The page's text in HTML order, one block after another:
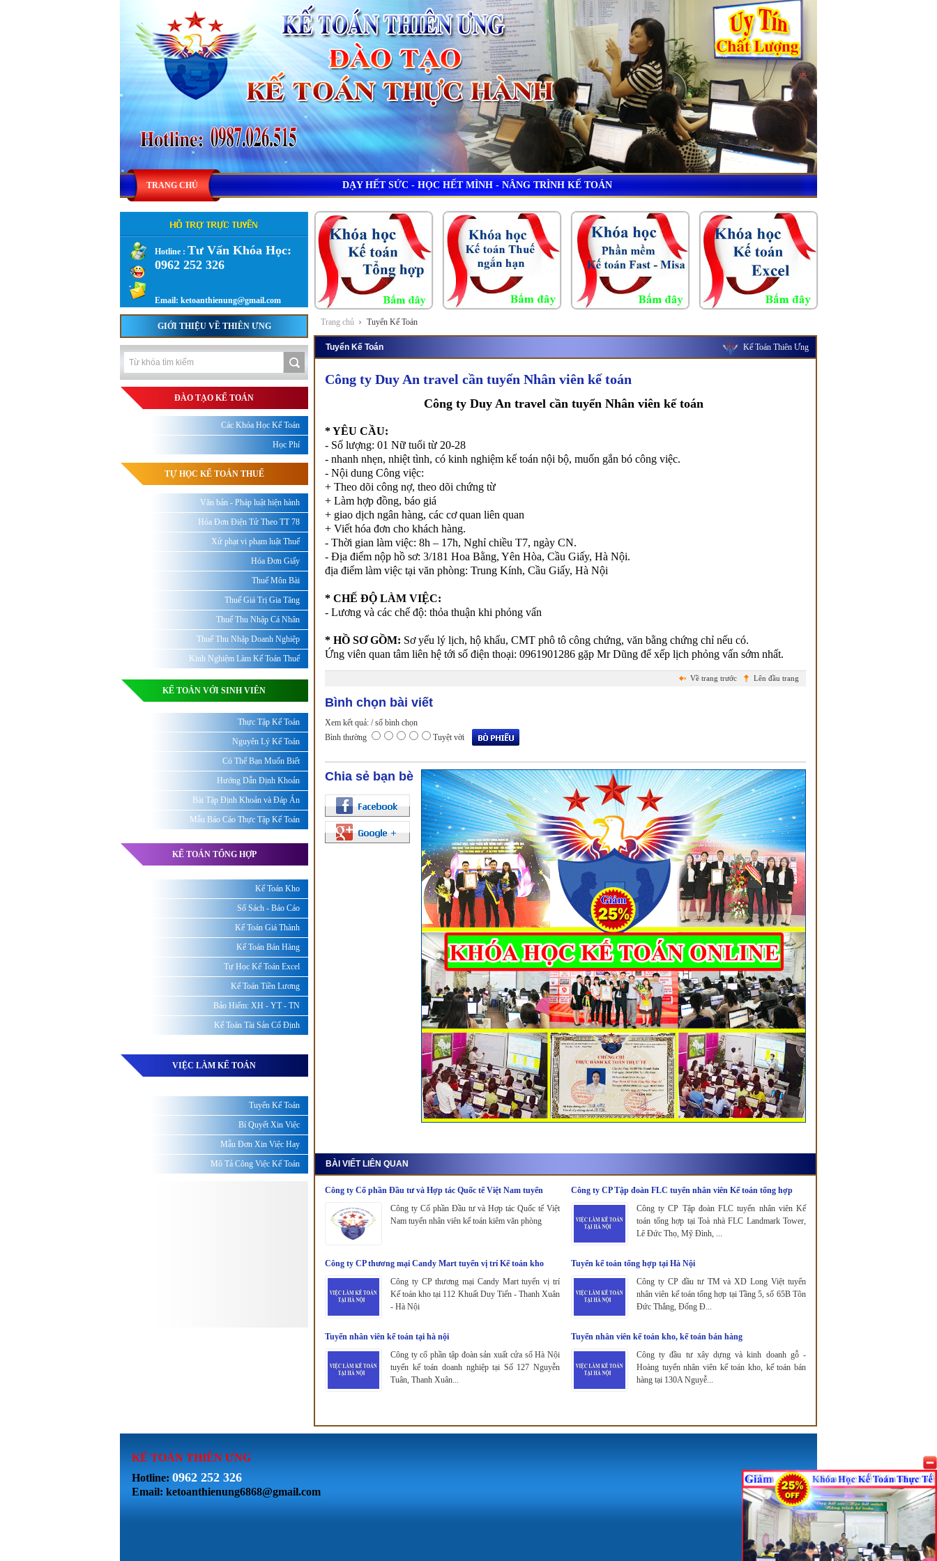
DẠY HẾT SỨC - HỌC HẾT MÌNH - NÂNG TRÌNH KẾ TOÁN
TRANG CHỦ
Trang chủ Tuyển Kế Toán
Tuyển Kế Toán Kế Toán Thiên Ưng
Công ty Duy An travel cần tuyển Nhân viên kế toán
Công ty Duy An travel cần tuyển Nhân viên kế toán
* YÊU CẦU:
- Số lượng: 01 Nữ tuổi từ 20-28
- nhanh nhẹn, nhiệt tình, có kinh nghiệm kế toán nội bộ, muốn gắn bó công việc.
- Nội dung Công việc:
+ Theo dõi công nợ, theo dõi chứng từ
+ Làm hợp đồng, báo giá
+ giao dịch ngân hàng, các cơ quan liên quan
+ Viết hóa đơn cho khách hàng.
- Thời gian làm việc: 8h – 17h, Nghỉ chiều T7, ngày CN.
- Địa điểm nộp hồ sơ: 3/181 Hoa Bằng, Yên Hòa, Cầu Giấy, Hà Nội.
địa điểm làm việc tại văn phòng: Trung Kính, Cầu Giấy, Hà Nội
* CHẾ ĐỘ LÀM VIỆC:
- Lương và các chế độ: thỏa thuận khi phỏng vấn
* HỒ SƠ GỒM: Sơ yếu lý lịch, hộ khẩu, CMT phô tô công chứng, văn bằng chứng chỉ nếu có.
Ứng viên quan tâm liên hệ tới số điện thoại: 0961901286 gặp Mr Dũng để xếp lịch phỏng vấn sớm nhất.
Lên đầu trang
Về trang trước
Bình chọn bài viết
Xem kết quả: / số bình chọn
Bình thường
Tuyệt vời
Chia sẻ bạn bè
BÀI VIẾT LIÊN QUAN
Công ty Cổ phần Đầu tư và Hợp tác Quốc tế Việt Nam tuyển
Công ty Cổ phần Đầu tư và Hợp tác Quốc tế Việt
Nam tuyển nhân viên kế toán kiêm văn phòng
Công ty CP Tập đoàn FLC tuyển nhân viên Kế toán tổng hợp
Công ty CP Tập đoàn FLC tuyển nhân viên Kế
toán tổng hợp tại Toà nhà FLC Landmark Tower,
Lê Đức Thọ, Mỹ Đình, ...
Công ty CP thương mại Candy Mart tuyển vị trí Kế toán kho
Công ty CP thương mại Candy Mart tuyển vị trí
Kế toán kho tại 112 Khuất Duy Tiến - Thanh Xuân
- Hà Nội
Tuyển kế toán tổng hợp tại Hà Nội
Công ty CP đầu tư TM và XD Long Việt tuyển
nhân viên kế toán tổng hợp tại Tầng 5, số 65B Tôn
Đức Thắng, Đống Đ...
Tuyển nhân viên kế toán tại hà nội
Công ty cổ phần tập đoàn sản xuất cửa sổ Hà Nội
tuyển kế toán doanh nghiệp tại Số 127 Nguyễn
Tuân, Thanh Xuân...
Tuyển nhân viên kế toán kho, kế toán bán hàng
Công ty đầu tư xây dựng và kinh doanh gỗ -
Hoàng tuyển nhân viên kế toán kho, kế toán bán
hàng tại 130A Nguyễ...
Hotline : Tư Vấn Khóa Học:
0962 252 326
.
Email: ketoanthienung@gmail.com
GIỚI THIỆU VỀ THIÊN ƯNG
ĐÀO TẠO KẾ TOÁN
Các Khóa Học Kế Toán
Học Phí
TỰ HỌC KẾ TOÁN THUẾ
Văn bản - Pháp luật hiện hành
Hóa Đơn Điện Tử Theo TT 78
Xử phạt vi phạm luật Thuế
Hóa Đơn Giấy
Thuế Môn Bài
Thuế Giá Trị Gia Tăng
Thuế Thu Nhập Cá Nhân
Thuế Thu Nhập Doanh Nghiệp
Kinh Nghiệm Làm Kế Toán Thuế
KẾ TOÁN VỚI SINH VIÊN
Thực Tập Kế Toán
Nguyên Lý Kế Toán
Có Thể Bạn Muốn Biết
Hướng Dẫn Định Khoản
Bài Tập Định Khoản và Đáp Án
Mẫu Báo Cáo Thực Tập Kế Toán
KẾ TOÁN TỔNG HỢP
Kế Toán Kho
Sổ Sách - Báo Cáo
Kế Toán Giá Thành
Kế Toán Bán Hàng
Tự Học Kế Toán Excel
Kế Toán Tiền Lương
Bảo Hiểm: XH - YT - TN
Kế Toán Tài Sản Cố Định
VIỆC LÀM KẾ TOÁN
Tuyển Kế Toán
Bí Quyết Xin Việc
Mẫu Đơn Xin Việc Hay
Mô Tả Công Việc Kế Toán
KẾ TOÁN THIÊN ƯNG
Hotline: 0962 252 326
Email: ketoanthienung6868@gmail.com